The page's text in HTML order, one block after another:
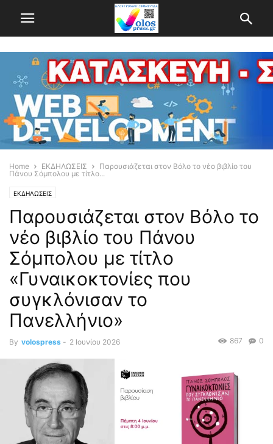
Home ΕΚΔΗΛΩΣΕΙΣ
Παρουσιάζεται στον Βόλο το νέο βιβλίο του
Πάνου Σόμπολου με τίτλο...
ΕΚΔΗΛΩΣΕΙΣ
Παρουσιάζεται στον Βόλο το
νέο βιβλίο του Πάνου
Σόμπολου με τίτλο
«Γυναικοκτονίες που
συγκλόνισαν το
Πανελλήνιο»
By volospress - 2 Ιουνίου 2026 0
867